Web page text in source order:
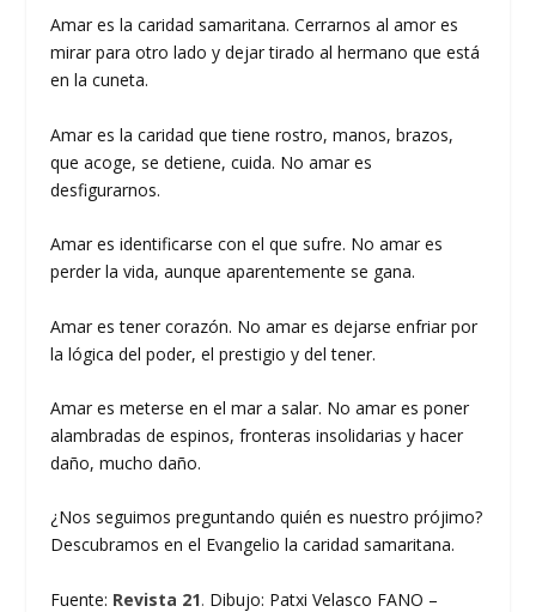
Amar es la caridad samaritana. Cerrarnos al amor es
mirar para otro lado y dejar tirado al hermano que está
en la cuneta.
Amar es la caridad que tiene rostro, manos, brazos,
que acoge, se detiene, cuida. No amar es
desfigurarnos.
Amar es identificarse con el que sufre. No amar es
perder la vida, aunque aparentemente se gana.
Amar es tener corazón. No amar es dejarse enfriar por
la lógica del poder, el prestigio y del tener.
Amar es meterse en el mar a salar. No amar es poner
alambradas de espinos, fronteras insolidarias y hacer
daño, mucho daño.
¿Nos seguimos preguntando quién es nuestro prójimo?
Descubramos en el Evangelio la caridad samaritana.
Fuente: Revista 21. Dibujo: Patxi Velasco FANO –